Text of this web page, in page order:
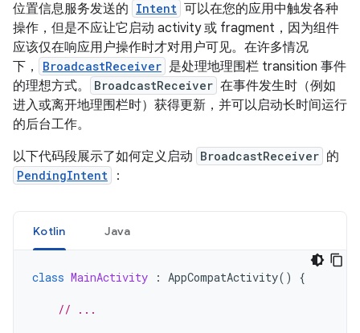
位置信息服务发送的 Intent 可以在您的应用中触发各种
操作，但是不应让它启动 activity 或 fragment，因为组件
应该仅在响应用户操作时才对用户可见。 在许多情况
下，
BroadcastReceiver 是处理地理围栏 transition 事件
的理想方式。
BroadcastReceiver 在事件发生时（例如
进入或离开地理围栏时）获得更新，并可以启动长时间运行
的后台工作。
以下代码段展示了如何定义启动 BroadcastReceiver 的
PendingIntent ：
Kotlin Java
class MainActivity : AppCompatActivity() {
// ...